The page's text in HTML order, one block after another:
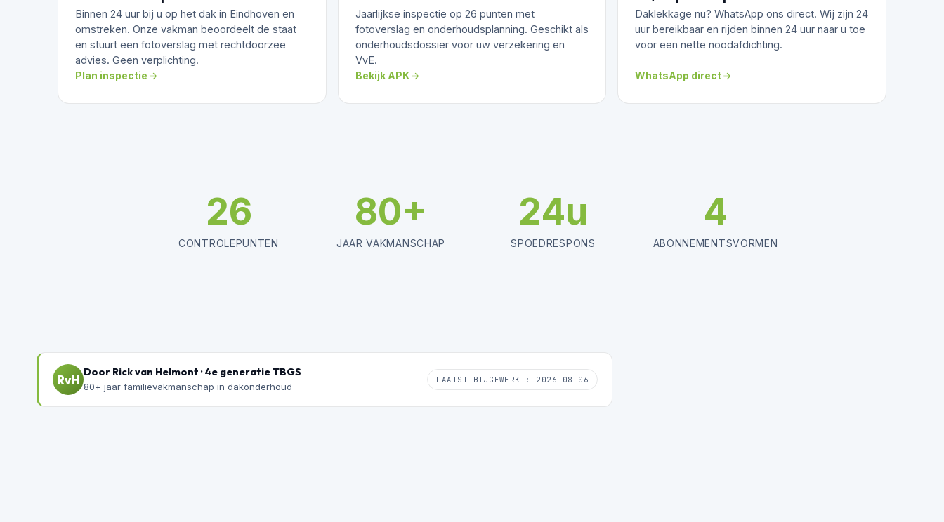
Binnen 24 uur bij u op het dak in Eindhoven en
omstreken. Onze vakman beoordeelt de staat
en stuurt een fotoverslag met rechtdoorzee
advies. Geen verplichting.
Plan inspectie
Jaarlijkse inspectie op 26 punten met
fotoverslag en onderhoudsplanning. Geschikt als
onderhoudsdossier voor uw verzekering en
VvE.
Bekijk APK
Daklekkage nu? WhatsApp ons direct. Wij zijn 24
uur bereikbaar en rijden binnen 24 uur naar u toe
voor een nette noodafdichting.
WhatsApp direct
26
CONTROLEPUNTEN
80+
JAAR VAKMANSCHAP
24u
SPOEDRESPONS
4
ABONNEMENTSVORMEN
RvH
Door Rick van Helmont · 4e generatie TBGS
80+ jaar familievakmanschap in dakonderhoud
LAATST BIJGEWERKT: 2026-08-06